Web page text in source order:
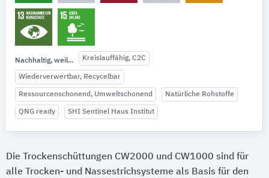
Nachhaltig, weil... Kreislauffähig, C2C
Wiederverwertbar, Recycelbar
Ressourcenschonend, Umweltschonend Natürliche Rohstoffe
QNG ready SHI Sentinel Haus Institut
Die Trockenschüttungen CW2000 und CW1000 sind für
alle Trocken- und Nassestrichsysteme als Basis für den